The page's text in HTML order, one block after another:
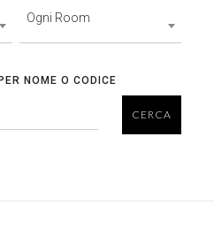
Ogni Room
NOME O CODICE
CERCA